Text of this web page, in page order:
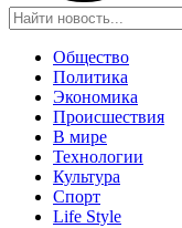
Общество
Политика
Экономика
Происшествия
В мире
Технологии
Культура
Спорт
Life Style